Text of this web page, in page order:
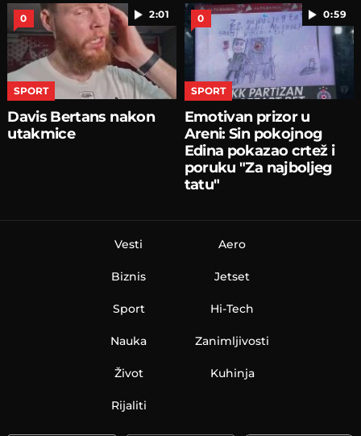
2:01
0
SPORT
Davis Bertans nakon
utakmice
0:59
0
SPORT
Emotivan prizor u
Areni: Sin pokojnog
Edina pokazao crtež i
poruku "Za najboljeg
tatu"
Vesti
Biznis
Sport
Nauka
Aero
Jetset
Hi-Tech
Zanimljivosti
Život Kuhinja
Rijaliti